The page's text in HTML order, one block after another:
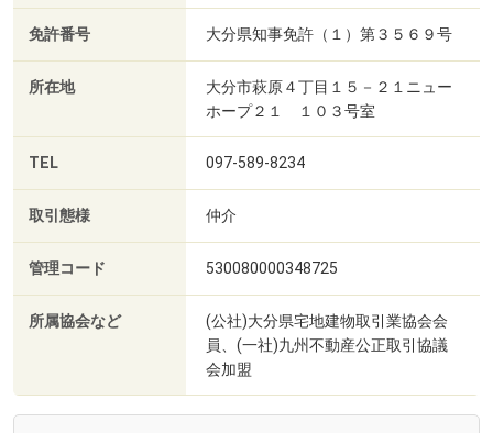
免許番号 大分県知事免許（１）第３５６９号
所在地
大分市萩原４丁目１５－２１ニュー
ホープ２１ １０３号室
TEL 097-589-8234
取引態様 仲介
管理コード 530080000348725
所属協会など
(公社)大分県宅地建物取引業協会会
員、(一社)九州不動産公正取引協議
会加盟